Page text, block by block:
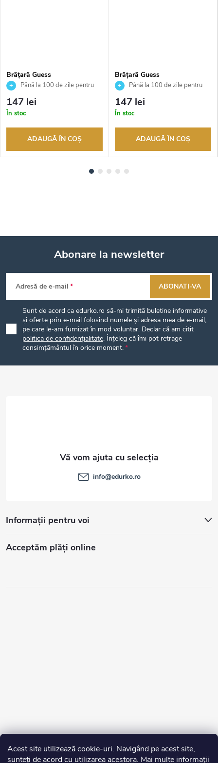
Acest site utilizează cookie-uri. Navigând pe acest site,
sunteți de acord cu utilizarea acestora. Mai multe informații
Brățară Guess
JUBB04163JWRHS
Până la 100 de zile pentru
returnarea bunurilor. Vânzător
autorizat
147 lei
În stoc
ADAUGĂ ÎN COŞ
Brățară Guess
JUBB05546JWRHS
Până la 100 de zile pentru
returnarea bunurilor. Vânzător
autorizat
147 lei
În stoc
ADAUGĂ ÎN COŞ
S
u
b
o
Abonare la newsletter
Adresă de e-mail
Sunt de acord ca edurko.ro să-mi trimită buletine informative
și oferte prin e-mail folosind numele și adresa mea de e-mail,
pe care le-am furnizat în mod voluntar. Declar că am citit
politica de confidențialitate. Înțeleg că îmi pot retrage
consimțământul în orice moment.
ABONATI-VA
Informații pentru voi
Acceptăm plăţi online
info@edurko.ro